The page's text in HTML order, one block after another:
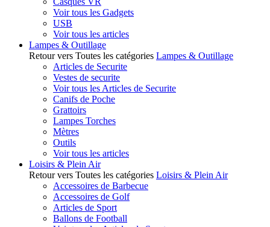
Voir tous les Gadgets
USB
Voir tous les articles
Lampes & Outillage
Retour vers Toutes les catégories Lampes & Outillage
Articles de Securite
Vestes de securite
Voir tous les Articles de Securite
Canifs de Poche
Grattoirs
Lampes Torches
Mètres
Outils
Voir tous les articles
Loisirs & Plein Air
Retour vers Toutes les catégories Loisirs & Plein Air
Accessoires de Barbecue
Accessoires de Golf
Articles de Sport
Ballons de Football